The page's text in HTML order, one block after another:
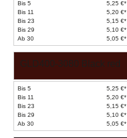
Bis 5
5,25 €*
Bis 11
5,20 €*
Bis 23
5,15 €*
Bis 29
5,10 €*
Ab 30
5,05 €*
GLD400-3080 Black red
Bis 5
5,25 €*
Bis 11
5,20 €*
Bis 23
5,15 €*
Bis 29
5,10 €*
Ab 30
5,05 €*